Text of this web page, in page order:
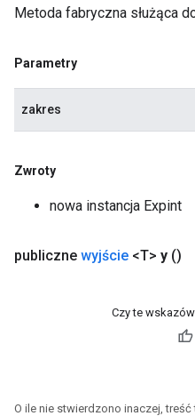
Metoda fabryczna służąca
Parametry
zakres
Zwroty
nowa instancja Expint
publiczne wyjście <T> y ()
Czy te
O ile nie stwierdzono inaczej,